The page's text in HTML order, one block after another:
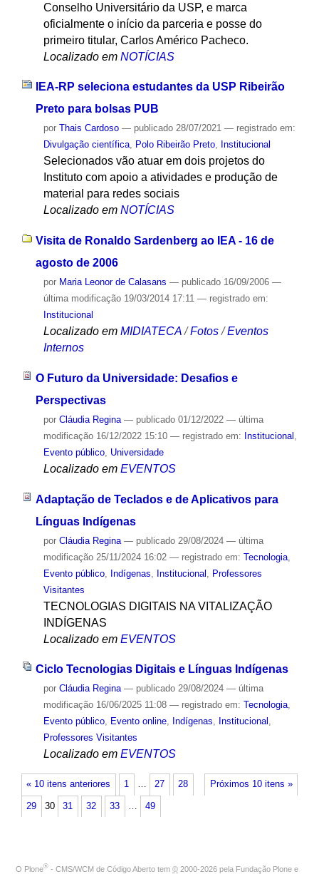
Conselho Universitário da USP, e marca
oficialmente o início da parceria e posse do
primeiro titular, Carlos Américo Pacheco.
Localizado em NOTÍCIAS
IEA-RP seleciona estudantes da USP Ribeirão
Preto para bolsas PUB
por Thais Cardoso — publicado28/07/2021 — registrado em:
Divulgação científica, Polo Ribeirão Preto, Institucional
Selecionados vão atuar em dois projetos do
Instituto com apoio a atividades e produção de
material para redes sociais
Localizado em NOTÍCIAS
Visita de Ronaldo Sardenberg ao IEA - 16 de
agosto de 2006
por Maria Leonor de Calasans — publicado16/09/2006 —
última modificação19/03/2014 17:11 — registrado em:
Institucional
Localizado em MIDIATECA /Fotos /Eventos
Internos
O Futuro da Universidade: Desafios e
Perspectivas
por Cláudia Regina — publicado01/12/2022 — última
modificação16/12/2022 15:10 — registrado em: Institucional
Evento público, Universidade
Localizado em EVENTOS
Adaptação de Teclados e de Aplicativos para
Línguas Indígenas
por Cláudia Regina — publicado29/08/2024 — última
modificação25/11/2024 16:02 — registrado em: Tecnologia,
Evento público, Indígenas Institucional
Professores
Visitantes
TECNOLOGIAS DIGITAIS NA VITALIZAÇÃO
INDÍGENAS
Localizado em EVENTOS
Ciclo Tecnologias Digitais e Línguas Indígenas
por Cláudia Regina — publicado29/08/2024 — última
modificação16/06/2025 11:08 — registrado em: Tecnologia,
Evento público, Evento online, Indígenas, Institucional ,
Professores Visitantes
Localizado em EVENTOS
« 10 itens anteriores Próximos 10 itens »
1 … 27 28
29 30 31 32 33 … 49
O Plone® - CMS/WCM de Código Aberto tem © 2000-2026 pela Fundação Plone e